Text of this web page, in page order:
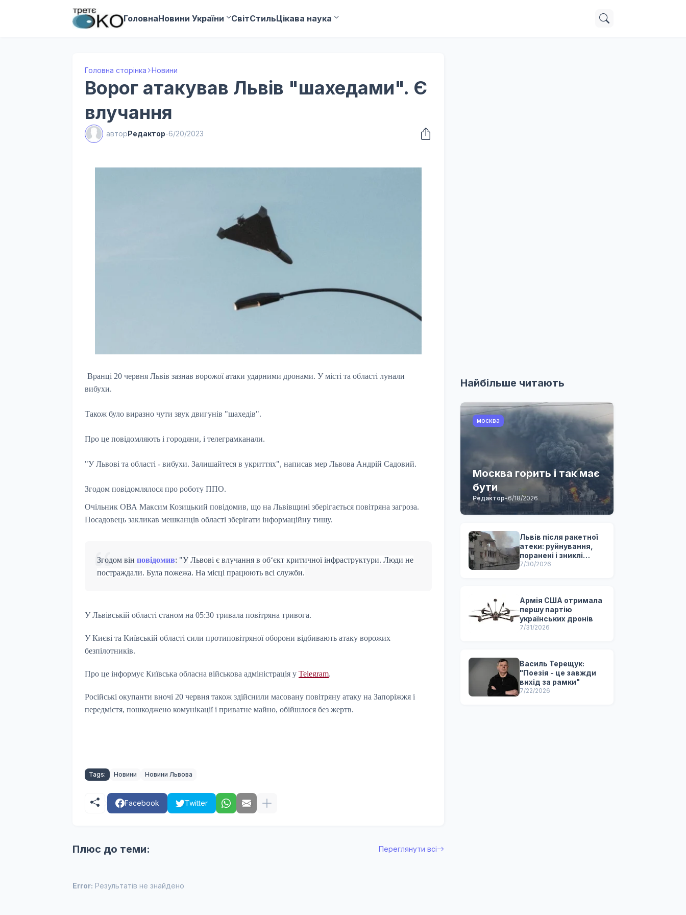
ГоловнаНовини України СвітСтильЦікава наука
Головна сторінка Новини
Ворог атакував Львів "шахедами". Є
влучання
авторРедактор-6/20/2023
Вранці 20 червня Львів зазнав ворожої атаки ударними дронами. У місті та області лунали
вибухи.
Також було виразно чути звук двигунів "шахедів".
Про це повідомляють і городяни, і телеграмканали.
"У Львові та області - вибухи. Залишайтеся в укриттях", написав мер Львова Андрій Садовий.
Згодом повідомлялося про роботу ППО.
Очільник ОВА Максим Козицький повідомив, що на Львівщині зберігається повітряна загроза.
Посадовець закликав мешканців області зберігати інформаційну тишу.
Згодом він повідомив: "У Львові є влучання в об‘єкт критичної інфраструктури. Люди не
постраждали. Була пожежа. На місці працюють всі служби.
У Львівській області станом на 05:30 тривала повітряна тривога.
У Києві та Київській області сили протиповітряної оборони відбивають атаку ворожих
безпілотників.
Про це інформує Київська обласна військова адміністрація у Telegram.
Російські окупанти вночі 20 червня також здійснили масовану повітряну атаку на Запоріжжя і
передмістя, пошкоджено комунікації і приватне майно, обійшлося без жертв.
Tags: Новини Новини Львова
Facebook Twitter
Плюс до теми: Переглянути всі
Error: Результатів не знайдено
Найбільше читають
москва
Москва горить і так має
бути
Редактор-6/18/2026
Львів після ракетної
атеки: руйнування,
поранені і зниклі
безвісти
7/30/2026
Армія США отримала
першу партію
українських дронів
7/31/2026
Василь Терещук:
"Поезія - це завжди
вихід за рамки"
7/22/2026